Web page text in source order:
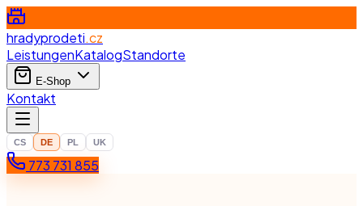
hradyprodeti.cz
LeistungenKatalogStandorte
E-Shop
Kontakt
CS DE PL UK
773 731 855